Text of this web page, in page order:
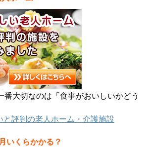
番大切なのは「食事がおいしいかどう
と評判の老人ホーム・介護施設
いくらかかる？